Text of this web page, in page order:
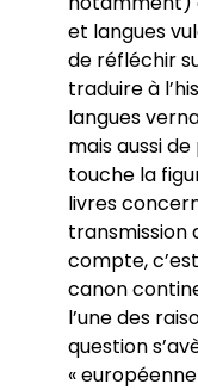
et langues
de réfléchir
traduire à
langues
mais aussi
touche la
livres
transmission
compte,
canon
l’une des
question
«